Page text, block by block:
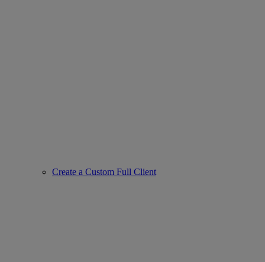
Create a Custom Full Client